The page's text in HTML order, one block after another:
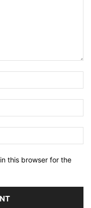
this browser for the